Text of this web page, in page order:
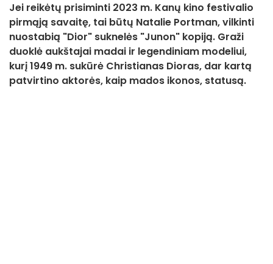
Jei reikėtų prisiminti 2023 m. Kanų kino festivalio
pirmąją savaitę, tai būtų Natalie Portman, vilkinti
nuostabią "Dior" suknelės "Junon" kopiją. Graži
duoklė aukštajai madai ir legendiniam modeliui,
kurį 1949 m. sukūrė Christianas Dioras, dar kartą
patvirtino aktorės, kaip mados ikonos, statusą.